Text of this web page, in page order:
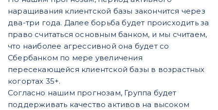
наращивания клиентской базы закончится через
два-три года. Далее борьба будет происходить за
право считаться основным банком, и мы считаем,
что наиболее агрессивной она будет со
Сбербанком по мере увеличения
пересекающейся клиентской базы в возрастных
когортах 35+.
Согласно нашим прогнозам, Группа будет
поддерживать качество активов на высоком